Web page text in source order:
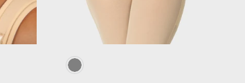
ELEGIR OPCIONES